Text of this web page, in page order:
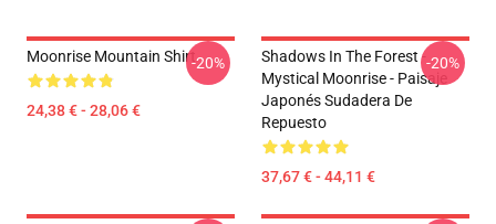
Moonrise Mountain Shirt
24,38 € - 28,06 €
-20%
Shadows In The Forest -
Mystical Moonrise - Paisaje
Japonés Sudadera De
Repuesto
37,67 € - 44,11 €
-20%